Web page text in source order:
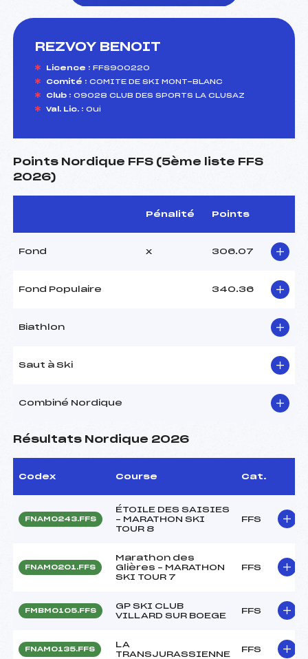
REZVOY BENOIT
Licence : FFS900220
Comité : COMITE DE SKI MONT-BLANC
Club : 09028 CLUB DES SPORTS LA CLUSAZ
Val. Lic. : Oui
Points Nordique FFS (5ème liste FFS
2026)
Pénalité Points
Fond x 306.07
Fond Populaire 340.36
Biathlon
Saut à Ski
Combiné Nordique
Résultats Nordique 2026
Codex Course Cat.
FNAM0243.FFS
ÉTOILE DES SAISIES
– MARATHON SKI
TOUR 8
FFS
FNAM0201.FFS
Marathon des
Glières – MARATHON
SKI TOUR 7
FFS
FMBM0105.FFS
GP SKI CLUB
VILLARD SUR BOEGE
FFS
FNAM0135.FFS
LA
TRANSJURASSIENNE
FFS